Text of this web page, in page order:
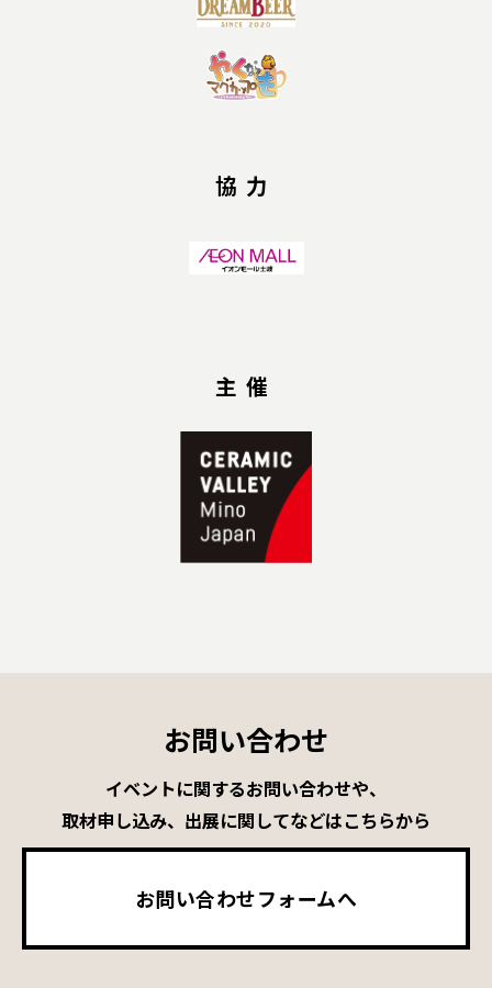
協力
主催
お問い合わせ
イベントに関するお問い合わせや、
取材申し込み、出展に関してなどはこちらから
お問い合わせフォームへ